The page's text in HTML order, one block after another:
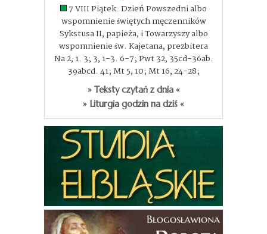
7 VIII Piątek. Dzień Powszedni albo
wspomnienie świętych męczenników
Sykstusa II, papieża, i Towarzyszy albo
wspomnienie św. Kajetana, prezbitera
Na 2, 1. 3; 3, 1-3. 6-7; Pwt 32, 35cd-36ab.
39abcd. 41; Mt 5, 10; Mt 16, 24-28;
» Teksty czytań z dnia «
» Liturgia godzin na dziś «